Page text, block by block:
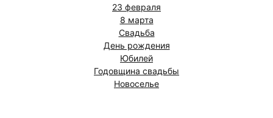
23 февраля
8 марта
Свадьба
День рождения
Юбилей
Годовщина свадьбы
Новоселье